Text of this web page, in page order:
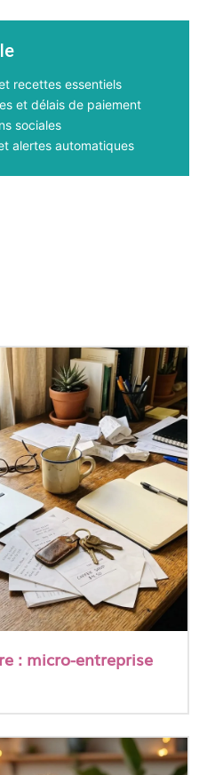
recettes essentiels
et délais de paiement
sociales
alertes automatiques
: micro-entreprise